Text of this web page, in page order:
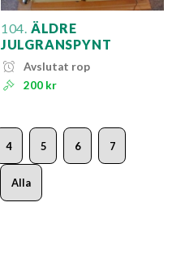
104. ÄLDRE
JULGRANSPYNT
Avslutat rop
200 kr
4 5 6 7
Alla